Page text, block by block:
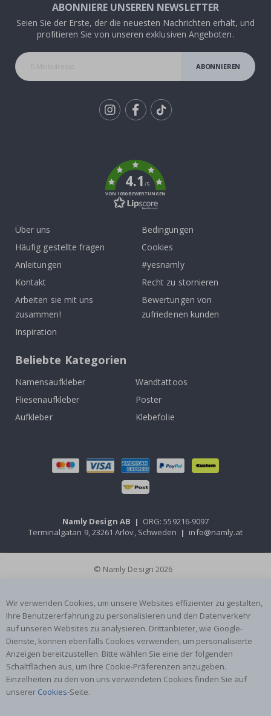
ABONNIERE UNSEREN NEWSLETTER
Seien Sie der Erste, der die neuesten Nachrichten erhält, und
profitieren Sie von unseren exklusiven Angeboten.
ABONNIEREN
4.1/5
VON 1030 BEWERTUNGEN
Über uns
Häufig gestellte fragen
Anleitungen
Kontakt
Arbeiten sie mit uns
zusammen!
Inspiration
Bedingungen
Cookies
#yesnamly
Recht zu stornieren
Bewertungen von
zufriedenen kunden
Beliebte Kategorien
Namensaufkleber
Wandtattoos
Fliesenaufkleber
Poster
Aufkleber
Klebefolie
Namly Design AB | ORG: 559216-9097
Terminalgatan 9, 23261 Arlöv, Schweden | info@namly.at
© Namly Design 2026
Wir verwenden Cookies, um unsere Websites effizienter zu gestalten,
Ihre Benutzererfahrung zu personalisieren und den Datenverkehr
auf unseren Websites zu analysieren. Drittanbieter, wie Google-
Dienste, können ebenfalls Cookies verwenden, um personalisierte
Anzeigen bereitzustellen. Bitte wählen Sie eine der folgenden
Schaltflächen aus, um Ihre Cookie-Präferenzen anzugeben.
Einzelheiten zu den von uns verwendeten Cookies finden Sie auf
unserer Cookies-Seite.